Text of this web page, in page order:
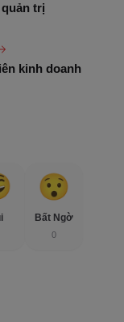
trị
kinh doanh
Bất Ngờ
0